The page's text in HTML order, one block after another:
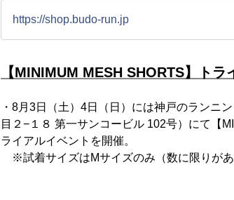
https://shop.budo-run.jp
【MINIMUM MESH SHORTS】ト
・8月3日（土）4日（日）には神戸のランニ
目２−１８ 第一サンコービル 102号）にて【
ライアルイベントを開催。
※試着サイズはMサイズのみ（数に限りがあ